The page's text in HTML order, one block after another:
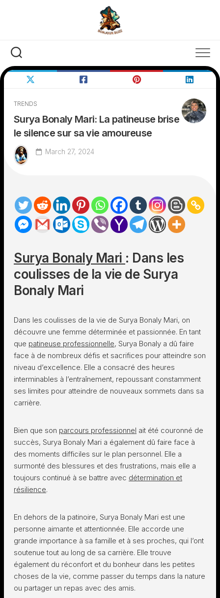
TRENDS
Surya Bonaly Mari: La patineuse brise
le silence sur sa vie amoureuse
March 27, 2024
Surya Bonaly Mari : Dans les
coulisses de la vie de Surya
Bonaly Mari
Dans les coulisses de la vie de Surya Bonaly Mari, on
découvre une femme déterminée et passionnée. En tant
que patineuse professionnelle, Surya Bonaly a dû faire
face à de nombreux défis et sacrifices pour atteindre son
niveau d’excellence. Elle a consacré des heures
interminables à l’entraînement, repoussant constamment
ses limites pour atteindre de nouveaux sommets dans sa
carrière.
Bien que son parcours professionnel ait été couronné de
succès, Surya Bonaly Mari a également dû faire face à
des moments difficiles sur le plan personnel. Elle a
surmonté des blessures et des frustrations, mais elle a
toujours continué à se battre avec détermination et
résilience.
En dehors de la patinoire, Surya Bonaly Mari est une
personne aimante et attentionnée. Elle accorde une
grande importance à sa famille et à ses proches, qui l’ont
soutenue tout au long de sa carrière. Elle trouve
également du réconfort et du bonheur dans les petites
choses de la vie, comme passer du temps dans la nature
ou partager un repas avec des amis.